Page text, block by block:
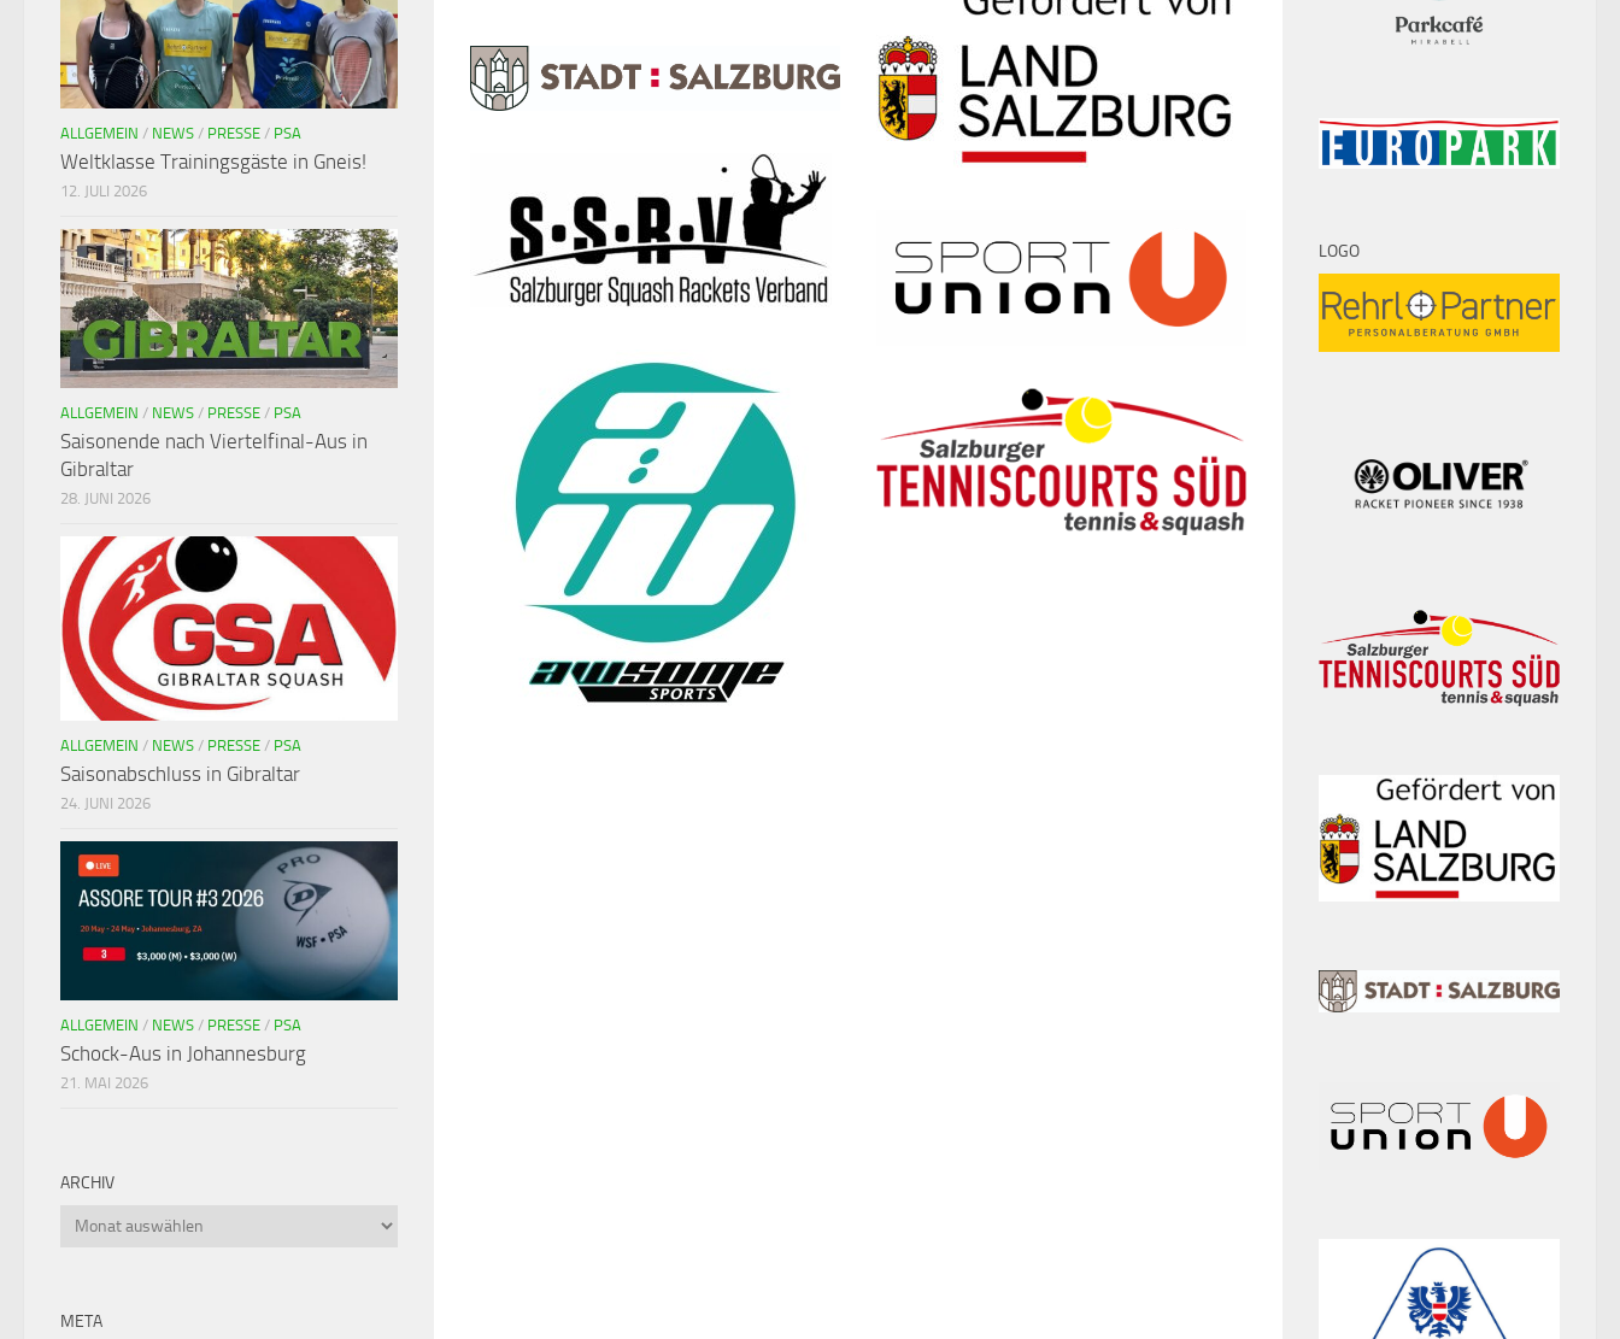
ALLGEMEIN / NEWS / PRESSE / PSA
Weltklasse Trainingsgäste in Gneis!
12. JULI 2026
ALLGEMEIN / NEWS / PRESSE / PSA
Saisonende nach Viertelfinal-Aus in
Gibraltar
28. JUNI 2026
ALLGEMEIN / NEWS / PRESSE / PSA
Saisonabschluss in Gibraltar
24. JUNI 2026
ALLGEMEIN / NEWS / PRESSE / PSA
Schock-Aus in Johannesburg
21. MAI 2026
ARCHIV
META
LOGO